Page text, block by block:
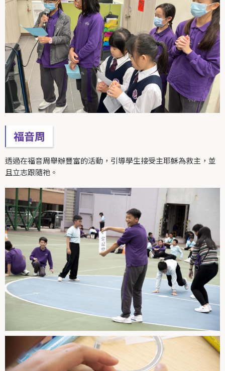
福音周
透過在福音周舉辦豐富的活動，引導學生接受主耶穌為救主，並
且立志跟隨祂。